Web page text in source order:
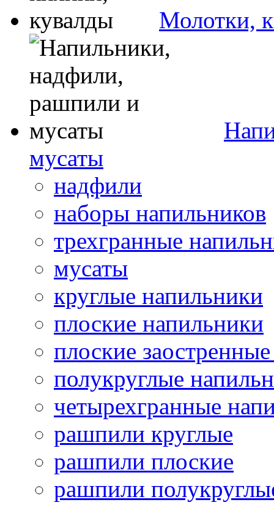
Молотки,
мусаты
надфили
наборы напильников
трехгранные
мусаты
круглые напильники
плоские напильники
плоские
полукруглые
четырехгранные
рашпили круглые
рашпили плоские
рашпили